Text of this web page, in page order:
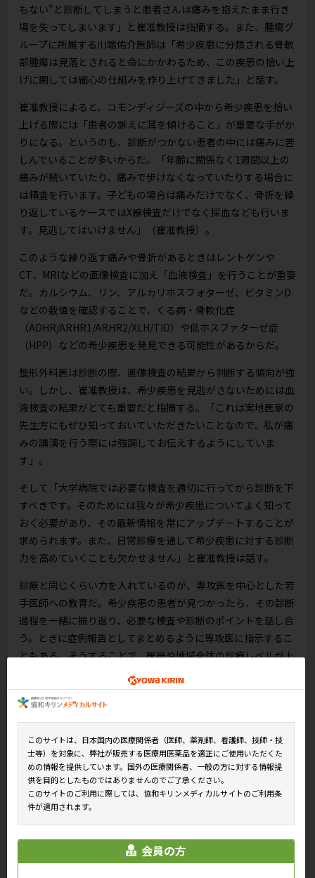
もない"と診断してしまうと患者さんは痛みを抱えたまま行き
場を失ってしまいます」と崔准教授は指摘する。また、腫瘍グ
ループに所属する川端佑介医師は「希少疾患に分類される骨軟
部腫瘍は見落とされると命にかかわるため、この疾患の拾い上
げに関しては細心の仕組みを作り上げてきました」と話す。
崔准教授によると、コモンディジーズの中から希少疾患を拾い
上げる際には「患者の訴えに耳を傾けること」が重要な手がか
りになる。というのも、診断がつかない患者の中には痛みに苦
しんでいることが多いからだ。「年齢に関係なく1週間以上の
痛みが続いていたり、痛みで歩けなくなっていたりする場合に
は精査を行います。子どもの場合は痛みだけでなく、骨折を繰
り返しているケースではX線検査だけでなく採血なども行いま
す。見逃してはいけません」（崔准教授）。
このような繰り返す痛みや骨折があるときはレントゲンや
CT、MRIなどの画像検査に加え「血液検査」を行うことが重要
だ。カルシウム、リン、アルカリホスフォターゼ、ビタミンD
などの数値を確認することで、くる病・骨軟化症
（ADHR/ARHR1/ARHR2/XLH/TIO）や低ホスファターゼ症
（HPP）などの希少疾患を発見できる可能性があるからだ。
整形外科医は診断の際、画像検査の結果から判断する傾向が強
い。しかし、崔准教授は、希少疾患を見逃がさないためには血
液検査の結果がとても重要だと指摘する。「これは実地医家の
先生方にもぜひ知っておいていただきたいことなので、私が痛
みの講演を行う際には強調してお伝えするようにしていま
す」。
そして「大学病院では必要な検査を適切に行ってから診断を下
すべきです。そのためには我々が希少疾患についてよく知って
おく必要があり、その最新情報を常にアップデートすることが
求められます。また、日常診療を通して希少疾患に対する診断
力を高めていくことも欠かせません」と崔准教授は話す。
診療と同じくらい力を入れているのが、専攻医を中心とした若
手医師への教育だ。希少疾患の患者が見つかったら、その診断
過程を一緒に振り返り、必要な検査や診断のポイントを話し合
う。ときに症例報告としてまとめるように専攻医に指示するこ
ともある。そうすることで、医局や地域全体の診療レベルが上
がることが期待できる。「診断力を高めるには、この積み重ね
が非常に大切です。"希少疾患を発見できてよかった"で終わら
せてはいけません。1例ずつ丁寧に振り返ることによって、診
断の幅も広がっていくのです」（崔准教授）。
崔准教授たちは、このような教育を日常診療の中で地道に行
い、専攻医たちを送り出すことによって一般病院でも希少疾患
を拾い上げられるよう地域医療の質向上に貢献している。
このサイトは、日本国内の医療関係者（医師、薬剤師、看護師、技師・技
士等）を対象に、弊社が販売する医療用医薬品を適正にご使用いただくた
めの情報を提供しています。国外の医療関係者、一般の方に対する情報提
供を目的としたものではありませんのでご了承ください。
このサイトのご利用に際しては、協和キリンメディカルサイトのご利用条
件が適用されます。
会員の方